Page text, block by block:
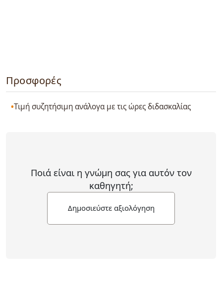
Προσφορές
Τιμή συζητήσιμη ανάλογα με τις ώρες διδασκαλίας
Ποιά είναι η γνώμη σας για αυτόν τον
καθηγητή;
Δημοσιεύστε αξιολόγηση